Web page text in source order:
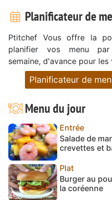
Planificateur de
Ptitchef Vous offre la
planifier vos menu
semaine, d'avance pour les
Planificateur de
Menu du jour
Entrée
Salade de
crevettes et
Plat
Burger au
la coréenne